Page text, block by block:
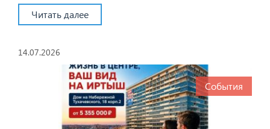
Читать далее
14.07.2026
События